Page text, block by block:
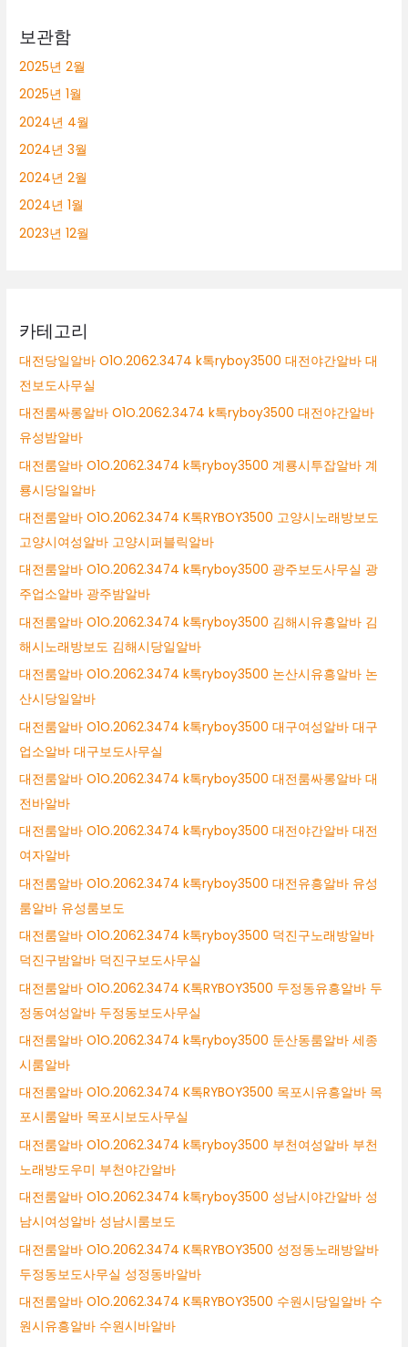
보관함
2025년 2월
2025년 1월
2024년 4월
2024년 3월
2024년 2월
2024년 1월
2023년 12월
카테고리
대전당일알바 O1O.2062.3474 k톡ryboy3500 대전야간알바 대
전보도사무실
대전룸싸롱알바 O1O.2062.3474 k톡ryboy3500 대전야간알바
유성밤알바
대전룸알바 O1O.2062.3474 k톡ryboy3500 계룡시투잡알바 계
룡시당일알바
대전룸알바 O1O.2062.3474 K톡RYBOY3500 고양시노래방보도
고양시여성알바 고양시퍼블릭알바
대전룸알바 O1O.2062.3474 k톡ryboy3500 광주보도사무실 광
주업소알바 광주밤알바
대전룸알바 O1O.2062.3474 k톡ryboy3500 김해시유흥알바 김
해시노래방보도 김해시당일알바
대전룸알바 O1O.2062.3474 k톡ryboy3500 논산시유흥알바 논
산시당일알바
대전룸알바 O1O.2062.3474 k톡ryboy3500 대구여성알바 대구
업소알바 대구보도사무실
대전룸알바 O1O.2062.3474 k톡ryboy3500 대전룸싸롱알바 대
전바알바
대전룸알바 O1O.2062.3474 k톡ryboy3500 대전야간알바 대전
여자알바
대전룸알바 O1O.2062.3474 k톡ryboy3500 대전유흥알바 유성
룸알바 유성룸보도
대전룸알바 O1O.2062.3474 k톡ryboy3500 덕진구노래방알바
덕진구밤알바 덕진구보도사무실
대전룸알바 O1O.2062.3474 K톡RYBOY3500 두정동유흥알바 두
정동여성알바 두정동보도사무실
대전룸알바 O1O.2062.3474 k톡ryboy3500 둔산동룸알바 세종
시룸알바
대전룸알바 O1O.2062.3474 K톡RYBOY3500 목포시유흥알바 목
포시룸알바 목포시보도사무실
대전룸알바 O1O.2062.3474 k톡ryboy3500 부천여성알바 부천
노래방도우미 부천야간알바
대전룸알바 O1O.2062.3474 k톡ryboy3500 성남시야간알바 성
남시여성알바 성남시룸보도
대전룸알바 O1O.2062.3474 K톡RYBOY3500 성정동노래방알바
두정동보도사무실 성정동바알바
대전룸알바 O1O.2062.3474 K톡RYBOY3500 수원시당일알바 수
원시유흥알바 수원시바알바